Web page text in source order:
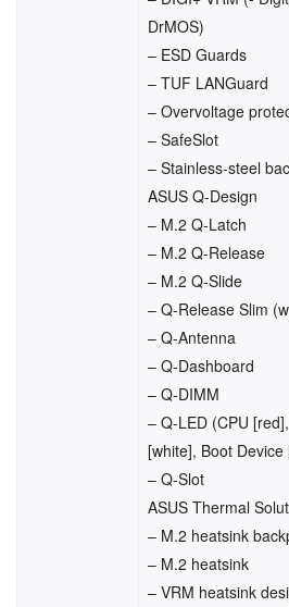
DrMOS)
– ESD Guards
– TUF LANGuard
– Overvoltage
– SafeSlot
– Stainless-steel
ASUS Q-Design
– M.2 Q-Latch
– M.2 Q-Release
– M.2 Q-Slide
– Q-Release Slim
– Q-Antenna
– Q-Dashboard
– Q-DIMM
– Q-LED (CPU
[white], Boot
– Q-Slot
ASUS Thermal
– M.2 heatsink
– M.2 heatsink
– VRM heatsink